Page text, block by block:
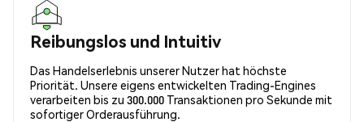
Reibungslos und Intuitiv
Das Handelserlebnis unserer Nutzer hat höchste
Priorität. Unsere eigens entwickelten Trading-Engines
verarbeiten bis zu 300.000 Transaktionen pro Sekunde mit
sofortiger Orderausführung.